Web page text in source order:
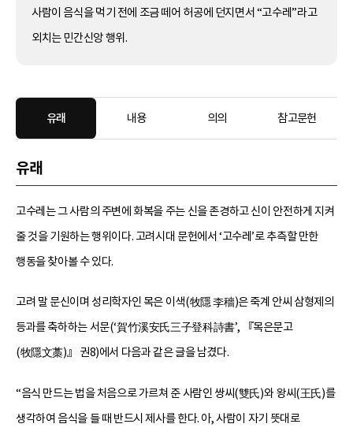
사람이 음식을 먹기 전에 조금 떼어 허공에 던지면서 “고수레”라고
외치는 민간신앙 행위.
유래 내용 의의 참고문헌
유래
고수레는 그 사람의 주변에 화복을 주는 신을 존경하고 신이 안전하게 지켜
줄 것을 기원하는 행위이다. 고려시대 문헌에서 ‘고수레’로 추측할 만한
행동을 찾아볼 수 있다.
고려 말 문신이며 성리학자인 목은 이색(牧隱 李穡)은 죽계 안씨 삼형제의
등과를 축하하는 서문(‘賀竹溪安氏三子登科詩書’, 『목은문고
(牧隱文藁)』 권8)에서 다음과 같은 글을 남겼다.
“음식 만드는 법을 처음으로 가르쳐 준 사람인 쌍씨(雙氏)와 왕씨(王氏)를
생각하여 음식을 들 때 반드시 제사를 한다. 아, 사람이 자기 뜻대로